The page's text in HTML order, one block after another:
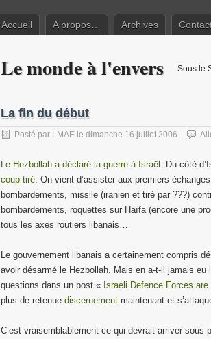
Accueil A propos… Archives
Le monde à l'envers Sous le
La fin du début
Posté par LMAE le dimanche 16 juillet 2006
Le Hezbollah a déclaré la guerre à Israël . Du côté
coup tiré. On vient d’assister aux premiers
bombardements, missile (iranien et tiré par ???)
bombardements, roquettes sur Haïfa (encore une
tous les axes routiers libanais…
Le gouvernement libanais a certainement compris
avoir désarmé le Hezbollah. Mais en a-t-il jamais
questions dans un post « Israeli Defence Forces are
plus de retenue discernement maintenant et
C’est vraisemblablement ce qui devrait arriver sous